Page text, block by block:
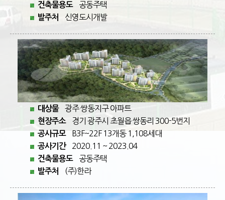
건축물용도 공동주택
발주처 신영도시개발
대상물 광주 쌍동지구 아파트
현장주소 경기 광주시 초월읍 쌍동리 300-5번지
공사규모 B3F~22F 13개동 1,108세대
공사기간 2020.11 ~ 2023.04
건축물용도 공동주택
발주처 (주)한라